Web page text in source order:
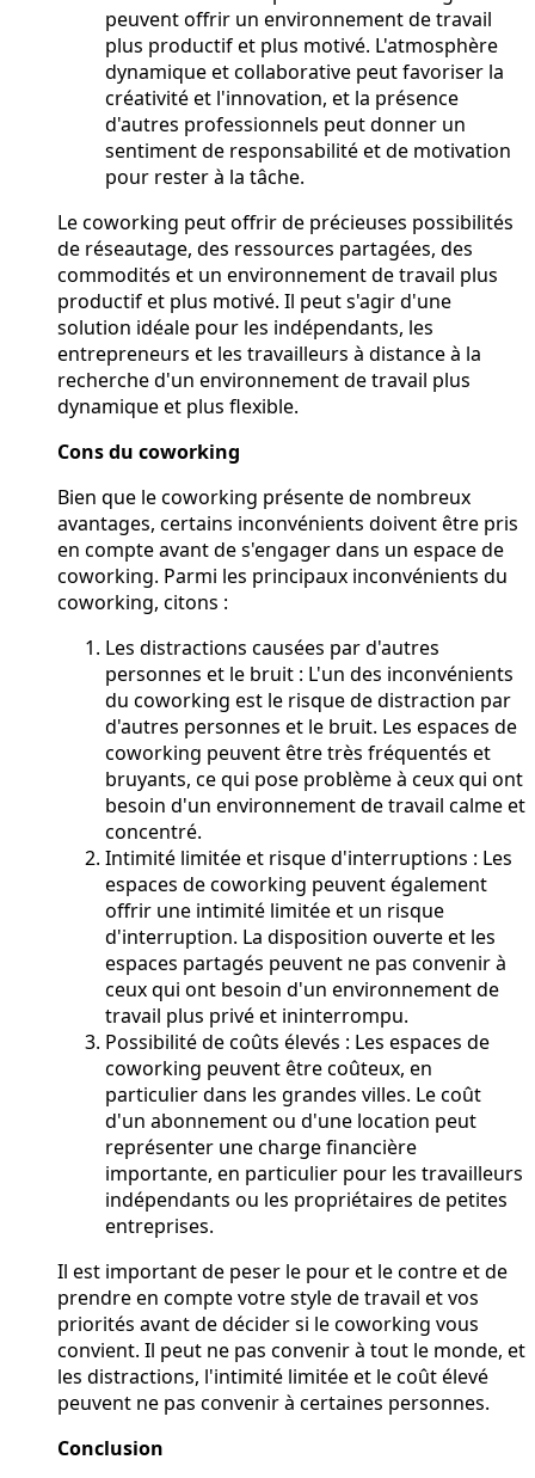
peuvent offrir un environnement de travail
plus productif et plus motivé. L'atmosphère
dynamique et collaborative peut favoriser la
créativité et l'innovation, et la présence
d'autres professionnels peut donner un
sentiment de responsabilité et de motivation
pour rester à la tâche.
Le coworking peut offrir de précieuses possibilités
de réseautage, des ressources partagées, des
commodités et un environnement de travail plus
productif et plus motivé. Il peut s'agir d'une
solution idéale pour les indépendants, les
entrepreneurs et les travailleurs à distance à la
recherche d'un environnement de travail plus
dynamique et plus flexible.
Cons du coworking
Bien que le coworking présente de nombreux
avantages, certains inconvénients doivent être pris
en compte avant de s'engager dans un espace de
coworking. Parmi les principaux inconvénients du
coworking, citons :
Les distractions causées par d'autres
personnes et le bruit : L'un des inconvénients
du coworking est le risque de distraction par
d'autres personnes et le bruit. Les espaces de
coworking peuvent être très fréquentés et
bruyants, ce qui pose problème à ceux qui ont
besoin d'un environnement de travail calme et
concentré.
Intimité limitée et risque d'interruptions : Les
espaces de coworking peuvent également
offrir une intimité limitée et un risque
d'interruption. La disposition ouverte et les
espaces partagés peuvent ne pas convenir à
ceux qui ont besoin d'un environnement de
travail plus privé et ininterrompu.
Possibilité de coûts élevés : Les espaces de
coworking peuvent être coûteux, en
particulier dans les grandes villes. Le coût
d'un abonnement ou d'une location peut
représenter une charge financière
importante, en particulier pour les travailleurs
indépendants ou les propriétaires de petites
entreprises.
Il est important de peser le pour et le contre et de
prendre en compte votre style de travail et vos
priorités avant de décider si le coworking vous
convient. Il peut ne pas convenir à tout le monde, et
les distractions, l'intimité limitée et le coût élevé
peuvent ne pas convenir à certaines personnes.
Conclusion